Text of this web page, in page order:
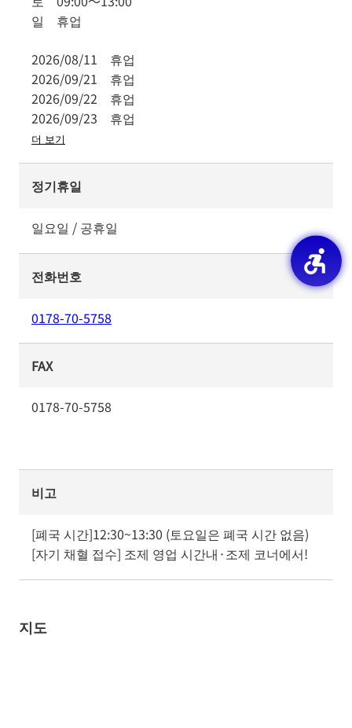
일 휴업
2026/08/11 휴업
2026/09/21 휴업
2026/09/22 휴업
2026/09/23 휴업
더 보기
정기휴일
일요일 / 공휴일
전화번호
0178-70-5758
FAX
0178-70-5758
비고
[폐국 시간]12:30~13:30 (토요일은 폐국 시간 없음)
[자기 채혈 접수] 조제 영업 시간내·조제 코너에서!
지도